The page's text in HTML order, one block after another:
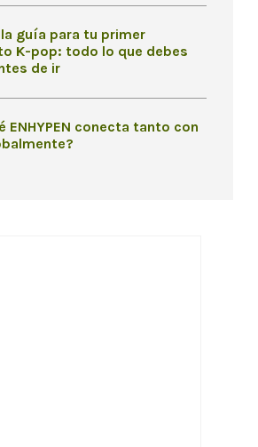
guía para tu primer
K-pop: todo lo que debes
de ir
ENHYPEN conecta tanto con